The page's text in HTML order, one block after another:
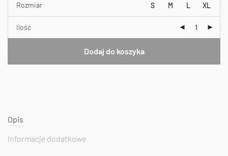
Rozmiar S M L XL
Ilość
Dodaj do koszyka
Opis
Informacje dodatkowe